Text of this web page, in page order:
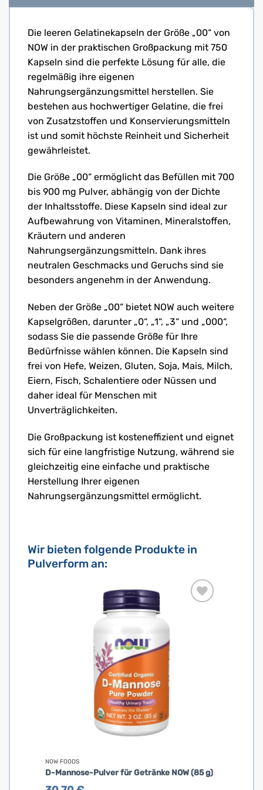
Die leeren Gelatinekapseln der Größe „00“ von
NOW in der praktischen Großpackung mit 750
Kapseln sind die perfekte Lösung für alle, die
regelmäßig ihre eigenen
Nahrungsergänzungsmittel herstellen. Sie
bestehen aus hochwertiger Gelatine, die frei
von Zusatzstoffen und Konservierungsmitteln
ist und somit höchste Reinheit und Sicherheit
gewährleistet.
Die Größe „00“ ermöglicht das Befüllen mit 700
bis 900 mg Pulver, abhängig von der Dichte
der Inhaltsstoffe. Diese Kapseln sind ideal zur
Aufbewahrung von Vitaminen, Mineralstoffen,
Kräutern und anderen
Nahrungsergänzungsmitteln. Dank ihres
neutralen Geschmacks und Geruchs sind sie
besonders angenehm in der Anwendung.
Neben der Größe „00“ bietet NOW auch weitere
Kapselgrößen, darunter „0“, „1“, „3“ und „000“,
sodass Sie die passende Größe für Ihre
Bedürfnisse wählen können. Die Kapseln sind
frei von Hefe, Weizen, Gluten, Soja, Mais, Milch,
Eiern, Fisch, Schalentiere oder Nüssen und
daher ideal für Menschen mit
Unverträglichkeiten.
Die Großpackung ist kosteneffizient und eignet
sich für eine langfristige Nutzung, während sie
gleichzeitig eine einfache und praktische
Herstellung Ihrer eigenen
Nahrungsergänzungsmittel ermöglicht.
Wir bieten folgende Produkte in
Pulverform an:
NOW FOODS
D-Mannose-Pulver für Getränke NOW (85 g)